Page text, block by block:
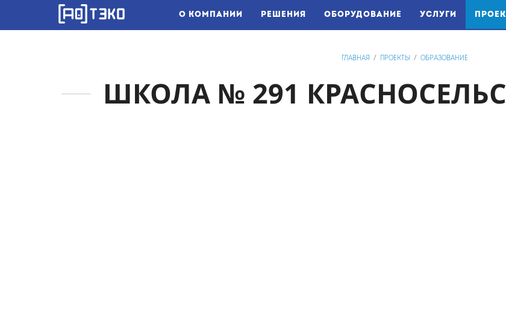
О КОМПАНИИ РЕШЕНИЯ ОБОРУДОВАНИЕ УСЛУГИ
ГЛАВНАЯ / ПРОЕКТЫ / ОБРАЗОВАНИЕ
ШКОЛА № 291